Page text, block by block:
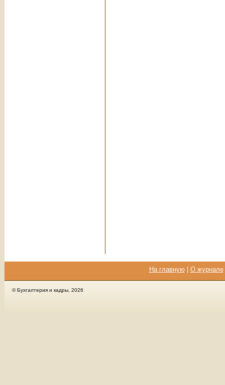
На главную| О журнале
© Бухгалтерия и кадры, 2026